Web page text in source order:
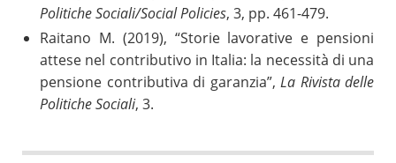
Politiche Sociali/Social Policies, 3, pp. 461-479.
Raitano M. (2019), “Storie lavorative e pensioni
attese nel contributivo in Italia: la necessità di una
pensione contributiva di garanzia”, La Rivista delle
Politiche Sociali, 3.